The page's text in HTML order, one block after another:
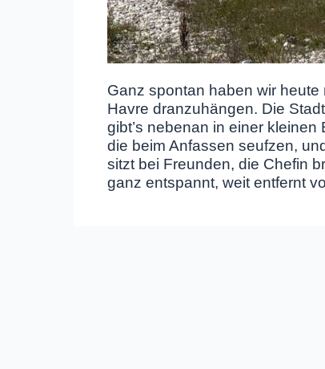
Ganz spontan haben wir
Havre dranzuhängen. Die
gibt’s nebenan in einer
die beim Anfassen seufzen,
sitzt bei Freunden, die Chefin
ganz entspannt, weit entfernt